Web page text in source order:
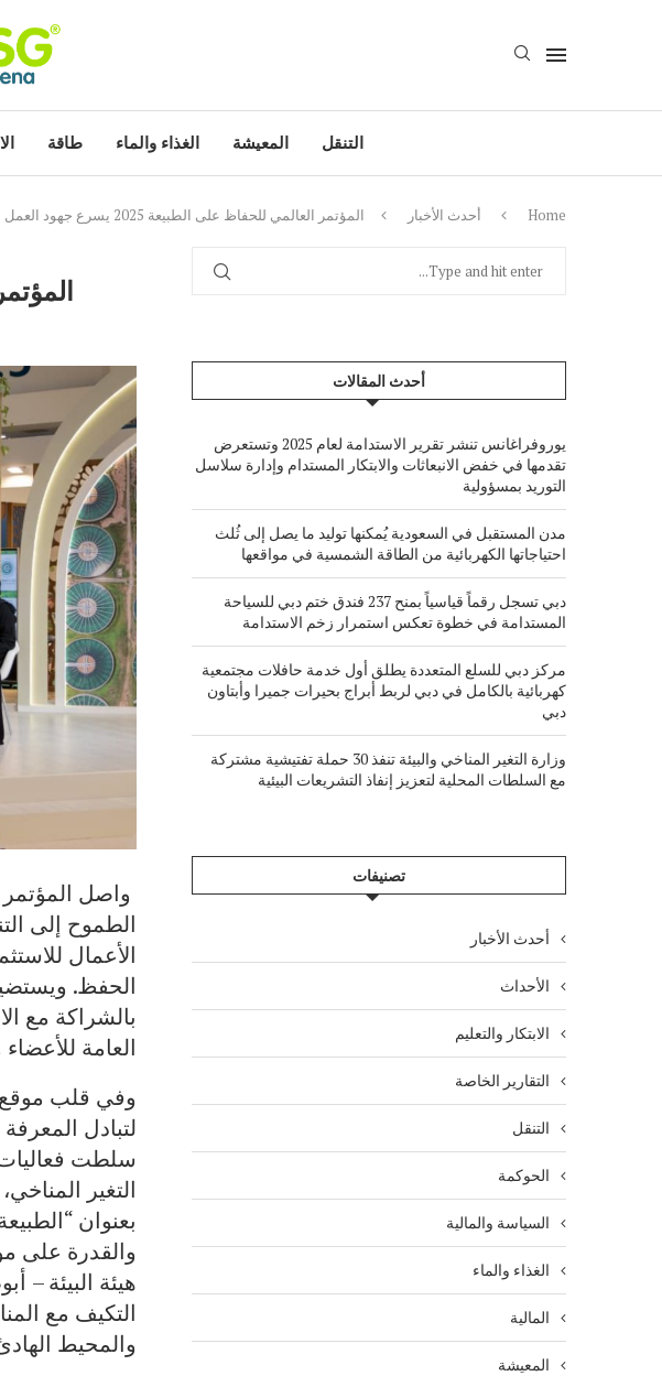
التنقل المعيشة الغذاء والماء طاقة
Home أحدث الأخبار
المؤتمر العالمي للحفاظ على الطبيعة 2025 يسرع جهود العمل البيئي
المؤتمر
الطموح إلى
الأعمال
الحفظ.
العامة للأعضاء
وفي قلب موقع
لتبادل
سلطت فعاليات
التغير
بعنوان
والقدرة على
هيئة البيئة –
التكيف مع
والمحيط
أحدث المقالات
يوروفراغانس تنشر تقرير الاستدامة لعام 2025 وتستعرض
تقدمها في خفض الانبعاثات والابتكار المستدام وإدارة سلاسل
التوريد بمسؤولية
مدن المستقبل في السعودية يُمكنها توليد ما يصل إلى ثُلث
احتياجاتها الكهربائية من الطاقة الشمسية في مواقعها
دبي تسجل رقماً قياسياً بمنح 237 فندق ختم دبي للسياحة
المستدامة في خطوة تعكس استمرار زخم الاستدامة
مركز دبي للسلع المتعددة يطلق أول خدمة حافلات مجتمعية
كهربائية بالكامل في دبي لربط أبراج بحيرات جميرا وأبتاون
دبي
وزارة التغير المناخي والبيئة تنفذ 30 حملة تفتيشية مشتركة
مع السلطات المحلية لتعزيز إنفاذ التشريعات البيئية
تصنيفات
أحدث الأخبار
الأحداث
الابتكار والتعليم
التقارير الخاصة
التنقل
الحوكمة
السياسة والمالية
الغذاء والماء
المالية
المعيشة